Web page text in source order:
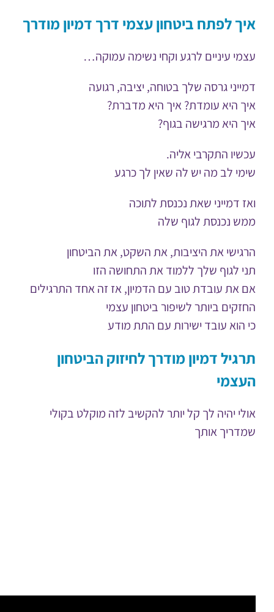
איך לפתח ביטחון עצמי דרך דמיון מודרך
עצמי עיניים לרגע וקחי נשימה עמוקה…
דמייני גרסה שלך בטוחה, יציבה, רגועה
איך היא עומדת? איך היא מדברת?
איך היא מרגישה בגוף?
עכשיו התקרבי אליה.
שימי לב מה יש לה שאין לך כרגע
ואז דמייני שאת נכנסת לתוכה
ממש נכנסת לגוף שלה
הרגישי את היציבות, את השקט, את הביטחון
תני לגוף שלך ללמוד את התחושה הזו
אם את עובדת טוב עם הדמיון, אז זה אחד התרגילים
החזקים ביותר לשיפור ביטחון עצמי
כי הוא עובד ישירות עם התת מודע
תרגיל דמיון מודרך לחיזוק הביטחון
העצמי
אולי יהיה לך קל יותר להקשיב לזה מוקלט בקולי
שמדריך אותך